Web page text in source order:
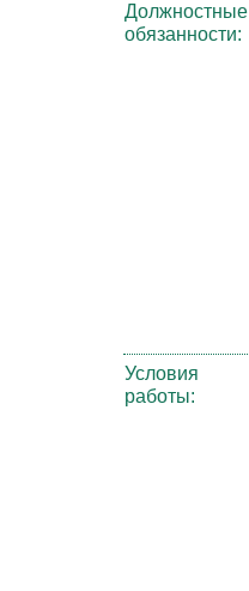
Должностные
обязанности:
Условия
работы: